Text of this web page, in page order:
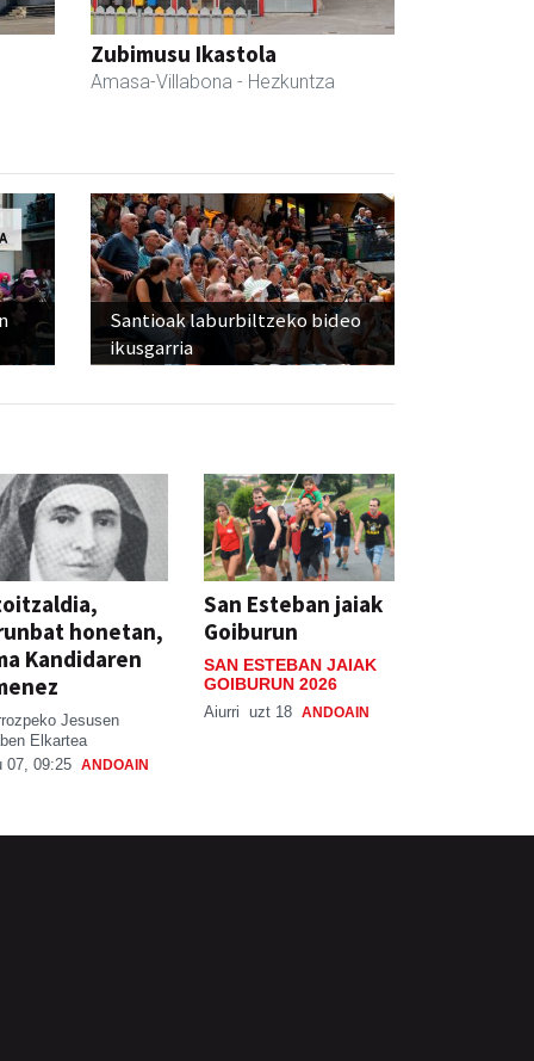
Zubimusu Ikastola
Amasa-Villabona - Hezkuntza
Santioak laburbiltzeko bideo
ikusgarria
honetan,
Kandidaren
Jesusen
Elkartea
07, 09:25 ANDOAIN
San Esteban jaiak
Goiburun
SAN ESTEBAN JAIAK
GOIBURUN 2026
Aiurri uzt 18 ANDOAIN